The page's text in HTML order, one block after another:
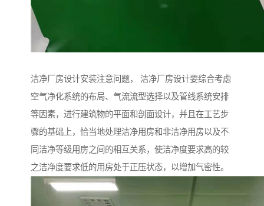
洁净厂房设计安装注意问题， 洁净厂房设计要综合考虑
空气净化系统的布局、气流流型选择以及管线系统安排
等因素，进行建筑物的平面和剖面设计，并且在工艺步
骤的基础上，恰当地处理洁净用房和非洁净用房以及不
同洁净等级用房之间的相互关系，使洁净度要求高的较
之洁净度要求低的用房处于正压状态，以增加气密性。